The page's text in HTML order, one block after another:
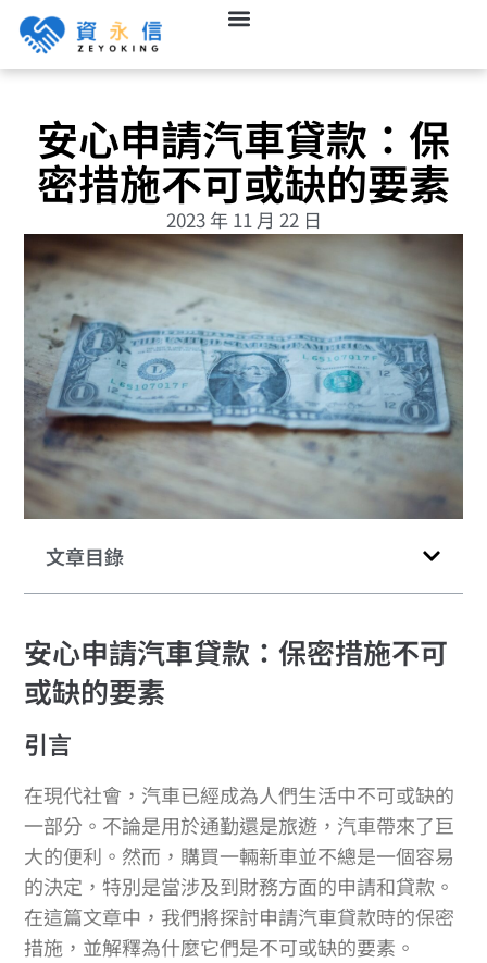
安心申請汽車貸款：保
密措施不可或缺的要素
2023 年 11 月 22 日
文章目錄
安心申請汽車貸款：保密措施不可
或缺的要素
引言
在現代社會，汽車已經成為人們生活中不可或缺的
一部分。不論是用於通勤還是旅遊，汽車帶來了巨
大的便利。然而，購買一輛新車並不總是一個容易
的決定，特別是當涉及到財務方面的申請和貸款。
在這篇文章中，我們將探討申請汽車貸款時的保密
措施，並解釋為什麼它們是不可或缺的要素。